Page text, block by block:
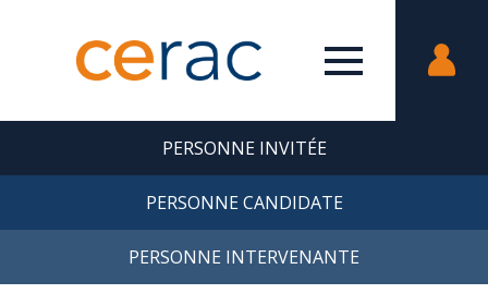
PERSONNE INVITÉE
PERSONNE CANDIDATE
PERSONNE INTERVENANTE